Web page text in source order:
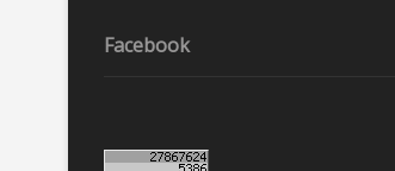
записям
Facebook